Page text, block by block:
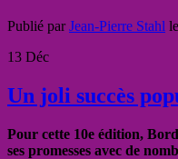
Publié parJean-Pierre Stahl le
13 Déc
Un joli succès
Pour cette 10e édition,
ses promesses avec de